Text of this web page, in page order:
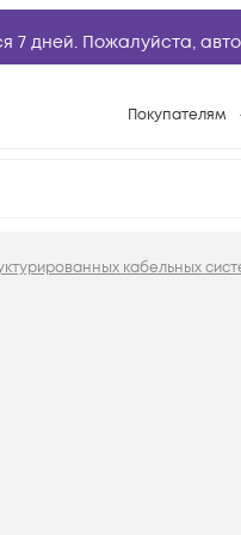
7 дней. Пожалуйста,
Покупателям
Возврат
кабельных